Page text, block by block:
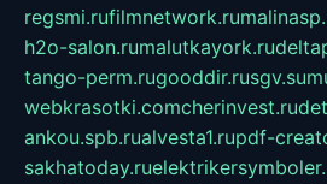
regsmi.rufilmnetwork.ru
h2o-salon.rumalutkayork.ru
tango-perm.rugooddir.rusgv.su
webkrasotki.comcherinvest.ru
ankou.spb.rualvesta1.rupdf-
sakhatoday.ru